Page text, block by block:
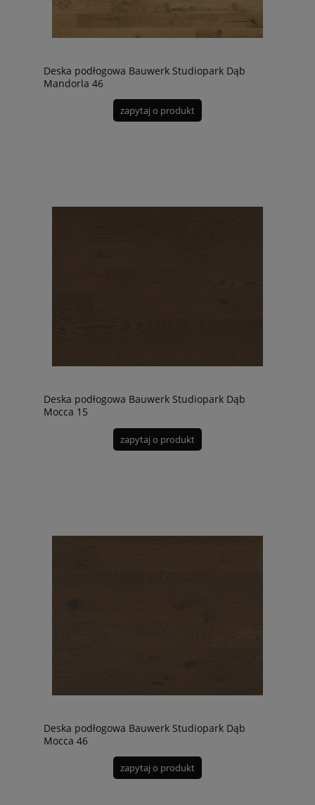
Deska podłogowa Bauwerk Studiopark Dąb
Mandorla 46
zapytaj o produkt
Deska podłogowa Bauwerk Studiopark Dąb
Mocca 15
zapytaj o produkt
Deska podłogowa Bauwerk Studiopark Dąb
Mocca 46
zapytaj o produkt